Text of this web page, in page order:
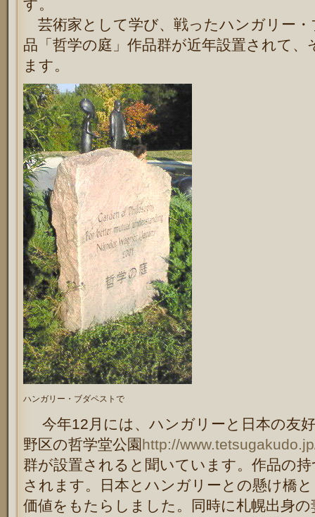
す。
芸術家として学び、戦ったハンガリー
品「哲学の庭」作品群が近年設置されて
ます。
ハンガリー・ブダペストで
今年12月には、ハンガリーと日本の友
野区の哲学堂公園http://
群が設置されると聞いています。作品の
されます。日本とハンガリーとの懸け橋
価値をもたらしました。同時に札幌出身